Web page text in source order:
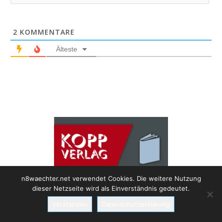
2 KOMMENTARE
Älteste
n8waechter.net verwendet Cookies. Die weitere Nutzung
dieser Netzseite wird als Einverständnis gedeutet.